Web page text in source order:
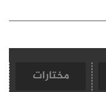
مختارات